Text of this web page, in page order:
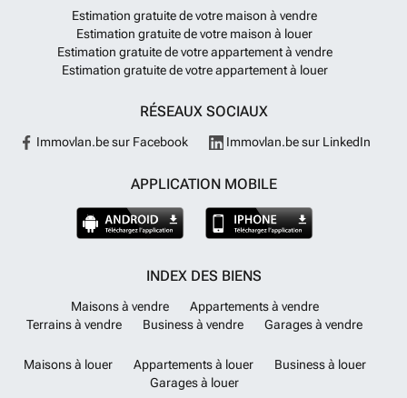
• 117.2m² A3006 (2) • EUR 650,000 Appartement • 3 Chambres • 2
Salle de bains • 117.65m² A3013 (2) • EUR 875,000 Appartement • 3
Chambres • 2 Salle de bains • 120.45m² A3005 (2) • EUR 640,000
Appartement • 2 Chambres • 2 Salle de bains • 107.25m² A3023 (2) •
EUR 775,000 Appartement • 2 Chambres • 2 Salle de bains • 103.75m²
• 100.65m² A3020 (2) • EUR 660,000 Appartement • 3 Chambres • 2
Chambres • 2 Salle de bains • 98.1m² A3015 (2) • EUR 725,000
EUR 600,000 Appartement • 2 Chambres • 2 Salle de bains • 98.1m²
• 62.95m² A3021 (2) • EUR 775,000 Appartement • 2 Chambres • 2
Salle de bains • 103.75m² A3014 (2) • EUR 650,000 Appartement • 3
Estimation gratuite de votre maison à vendre
Estimation gratuite de votre maison à louer
Estimation gratuite de votre appartement à vendre
Estimation gratuite de votre appartement à louer
RÉSEAUX SOCIAUX
Immovlan.be sur Facebook Immovlan.be sur LinkedIn
APPLICATION MOBILE
INDEX DES BIENS
Maisons à vendre
Appartements à vendre
Terrains à vendre
Business à vendre Garages à vendre
Maisons à louer Appartements à louer
Business à louer
Garages à louer